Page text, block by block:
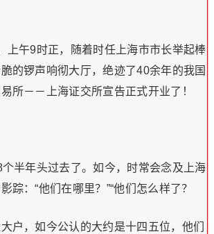
上午9时正，随着时任上海市市长举起棒
的锣声响彻大厅，绝迹了40余年的我国
所－－上海证交所宣告正式开业了！
半年头过去了。如今，时常会念及上海
踪：“他们在哪里？”“他们怎么样了？
户，如今公认的大约是十四五位，他们